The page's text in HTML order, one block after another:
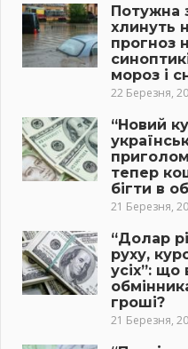
Потужна
хлинуть
прогноз
мороз і
22 Березня,
“Новий
тепер
бігти в
21 Березня,
“Долар
руху,
усіх”: що
гроші?
21 Березня,